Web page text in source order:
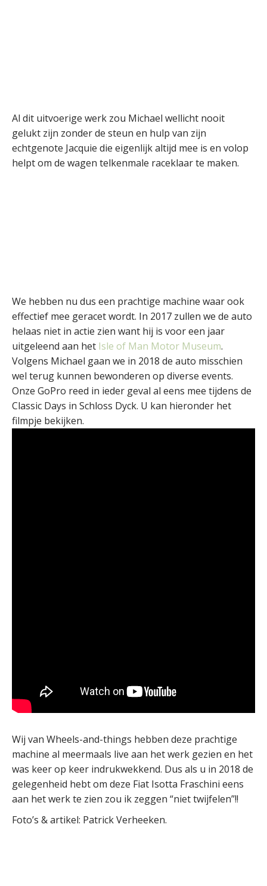
Al dit uitvoerige werk zou Michael wellicht nooit
gelukt zijn zonder de steun en hulp van zijn
echtgenote Jacquie die eigenlijk altijd mee is en volop
helpt om de wagen telkenmale raceklaar te maken.
We hebben nu dus een prachtige machine waar ook
effectief mee geracet wordt. In 2017 zullen we de auto
helaas niet in actie zien want hij is voor een jaar
uitgeleend aan het Isle of Man Motor Museum.
Volgens Michael gaan we in 2018 de auto misschien
wel terug kunnen bewonderen op diverse events.
Onze GoPro reed in ieder geval al eens mee tijdens de
Classic Days in Schloss Dyck. U kan hieronder het
filmpje bekijken.
Wij van Wheels-and-things hebben deze prachtige
machine al meermaals live aan het werk gezien en het
was keer op keer indrukwekkend. Dus als u in 2018 de
gelegenheid hebt om deze Fiat Isotta Fraschini eens
aan het werk te zien zou ik zeggen “niet twijfelen”!!
Foto’s & artikel: Patrick Verheeken.